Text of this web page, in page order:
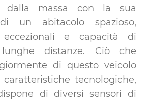
dalla massa con la sua
un abitacolo spazioso,
eccezionali e capacità di
lunghe distanze. Ciò che
di questo veicolo
tecnologiche,
di diversi sensori di